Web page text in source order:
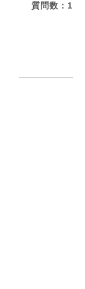
質問数： 1